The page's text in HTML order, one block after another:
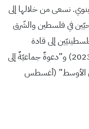
إلين، إلينوي. نسعى من خلالها إلى
في فلسطين والشّرق
إلى قادة
الكنائس الغربيّة وعلماء اللّاهوت” (أكتوبر 2023) و”دعوةٌ جماعيّةٌ إلى
الأوسط” (أغسطس